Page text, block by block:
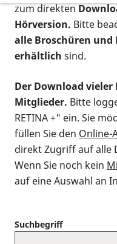
zum direkten
Hörversion. Bitte
alle Broschüren und
erhältlich sind.
Der Download
Mitglieder. Bitte
RETINA +" ein. Sie
füllen Sie den Online-
direkt Zugriff auf alle
Wenn Sie noch kein
auf eine Auswahl an
Suchbegriff